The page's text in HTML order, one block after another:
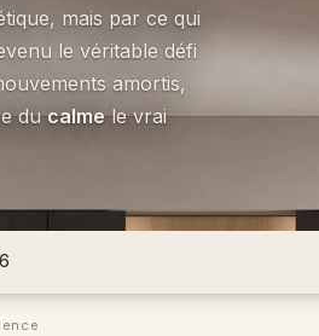
mais par ce qui
le véritable défi
amortis,
ducalmele vrai